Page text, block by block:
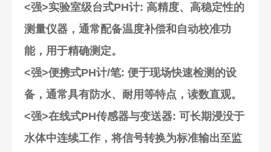
<强>实验室级台式PH计: 高精度、高稳定性的
测量仪器，通常配备温度补偿和自动校准功
能，用于精确测定。
<强>便携式PH计/笔: 便于现场快速检测的设
备，通常具有防水、耐用等特点，读数直观。
<强>在线式PH传感器与变送器: 可长期浸没于
水体中连续工作，将信号转换为标准输出至监